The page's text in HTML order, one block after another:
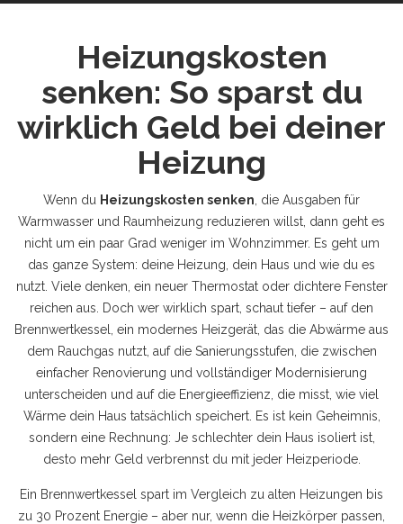
Heizungskosten
senken: So sparst du
wirklich Geld bei deiner
Heizung
Wenn du Heizungskosten senken die Ausgaben für
Warmwasser und Raumheizung reduzieren willst, dann geht es
nicht um ein paar Grad weniger im Wohnzimmer. Es geht um
das ganze System: deine Heizung, dein Haus und wie du es
nutzt. Viele denken, ein neuer Thermostat oder dichtere Fenster
reichen aus. Doch wer wirklich spart, schaut tiefer – auf den
Brennwertkessel
ein modernes Heizgerät, das die Abwärme aus
dem Rauchgas nutzt, auf die Sanierungsstufen die zwischen
einfacher Renovierung und vollständiger Modernisierung
unterscheiden und auf die Energieeffizienz die misst, wie viel
Wärme dein Haus tatsächlich speichert. Es ist kein Geheimnis,
sondern eine Rechnung: Je schlechter dein Haus isoliert ist,
desto mehr Geld verbrennst du mit jeder Heizperiode.
Ein Brennwertkessel spart im Vergleich zu alten Heizungen bis
zu 30 Prozent Energie – aber nur, wenn die Heizkörper passen,